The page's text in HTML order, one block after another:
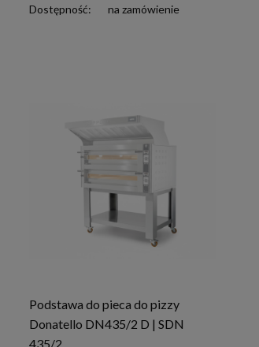
Dostępność: na zamówienie
Podstawa do pieca do pizzy
Donatello DN435/2 D | SDN
435/2